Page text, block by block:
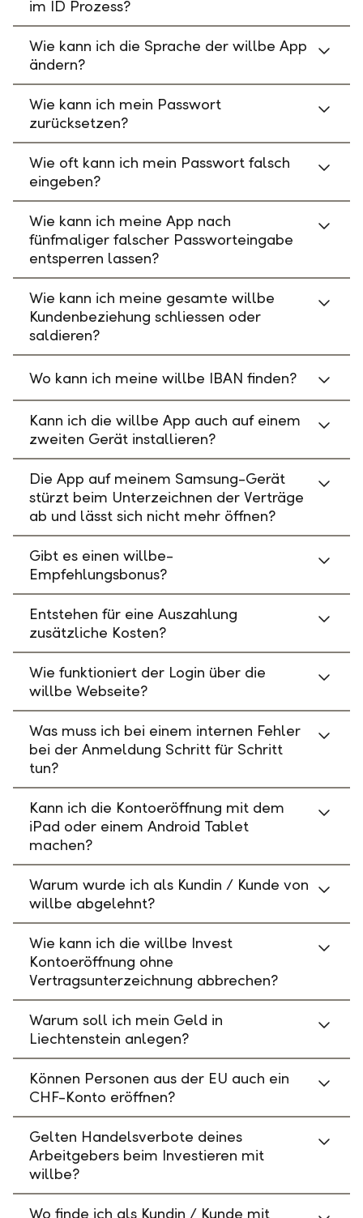
im ID Prozess?
Wie kann ich die Sprache der willbe App
ändern?
Wie kann ich mein Passwort
zurücksetzen?
Wie oft kann ich mein Passwort falsch
eingeben?
Wie kann ich meine App nach
fünfmaliger falscher Passworteingabe
entsperren lassen?
Wie kann ich meine gesamte willbe
Kundenbeziehung schliessen oder
saldieren?
Wo kann ich meine willbe IBAN finden?
Kann ich die willbe App auch auf einem
zweiten Gerät installieren?
Die App auf meinem Samsung-Gerät
stürzt beim Unterzeichnen der Verträge
ab und lässt sich nicht mehr öffnen?
Gibt es einen willbe-
Empfehlungsbonus?
Entstehen für eine Auszahlung
zusätzliche Kosten?
Wie funktioniert der Login über die
willbe Webseite?
Was muss ich bei einem internen Fehler
bei der Anmeldung Schritt für Schritt
tun?
Kann ich die Kontoeröffnung mit dem
iPad oder einem Android Tablet
machen?
Warum wurde ich als Kundin / Kunde von
willbe abgelehnt?
Wie kann ich die willbe Invest
Kontoeröffnung ohne
Vertragsunterzeichnung abbrechen?
Warum soll ich mein Geld in
Liechtenstein anlegen?
Können Personen aus der EU auch ein
CHF-Konto eröffnen?
Gelten Handelsverbote deines
Arbeitgebers beim Investieren mit
willbe?
Wo finde ich als Kundin / Kunde mit